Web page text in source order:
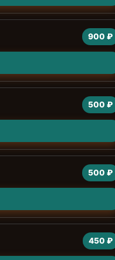
900 ₽
500 ₽
500 ₽
450 ₽